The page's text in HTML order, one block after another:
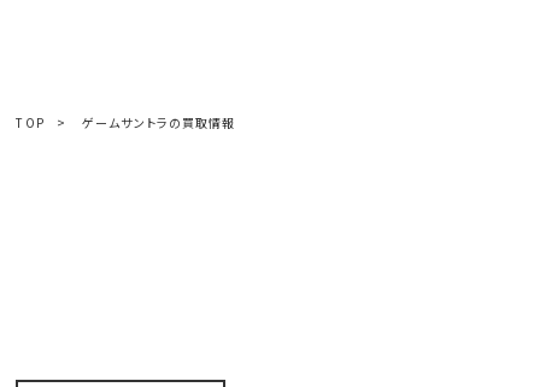
TOP > ゲームサントラの買取情報